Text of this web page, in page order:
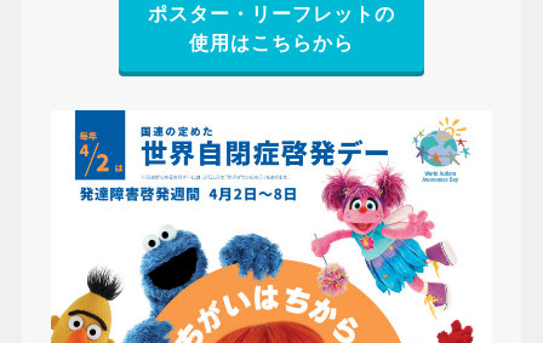
ポスター・リーフレットの
使用はこちらから